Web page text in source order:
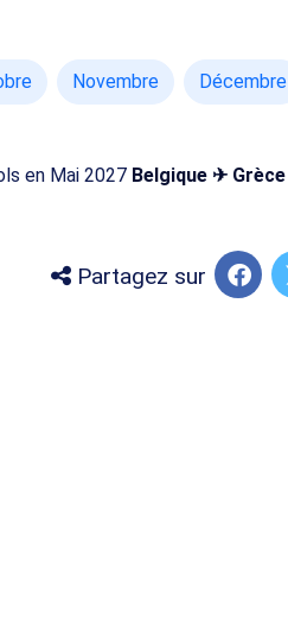
Novembre Décembre
en Mai 2027 Belgique ✈ Grèce
Partagez sur